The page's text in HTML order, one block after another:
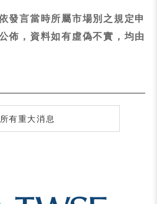
發言當時所屬市場別之規定申
佈，資料如有虛偽不實，均由
有重大消息